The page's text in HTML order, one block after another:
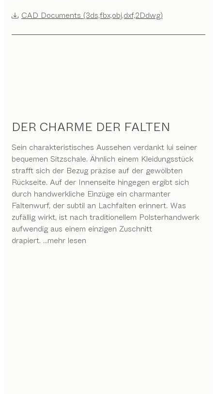
CAD Documents (3ds,fbx,obj,dxf,2Ddwg)
DER CHARME DER FALTEN
Sein charakteristisches Aussehen verdankt lui seiner
bequemen Sitzschale. Ähnlich einem Kleidungsstück
strafft sich der Bezug präzise auf der gewölbten
Rückseite. Auf der Innenseite hingegen ergibt sich
durch handwerkliche Einzüge ein charmanter
Faltenwurf, der subtil an Lachfalten erinnert. Was
zufällig wirkt, ist nach traditionellem Polsterhandwerk
aufwendig aus einem einzigen Zuschnitt
drapiert. ...mehr lesen